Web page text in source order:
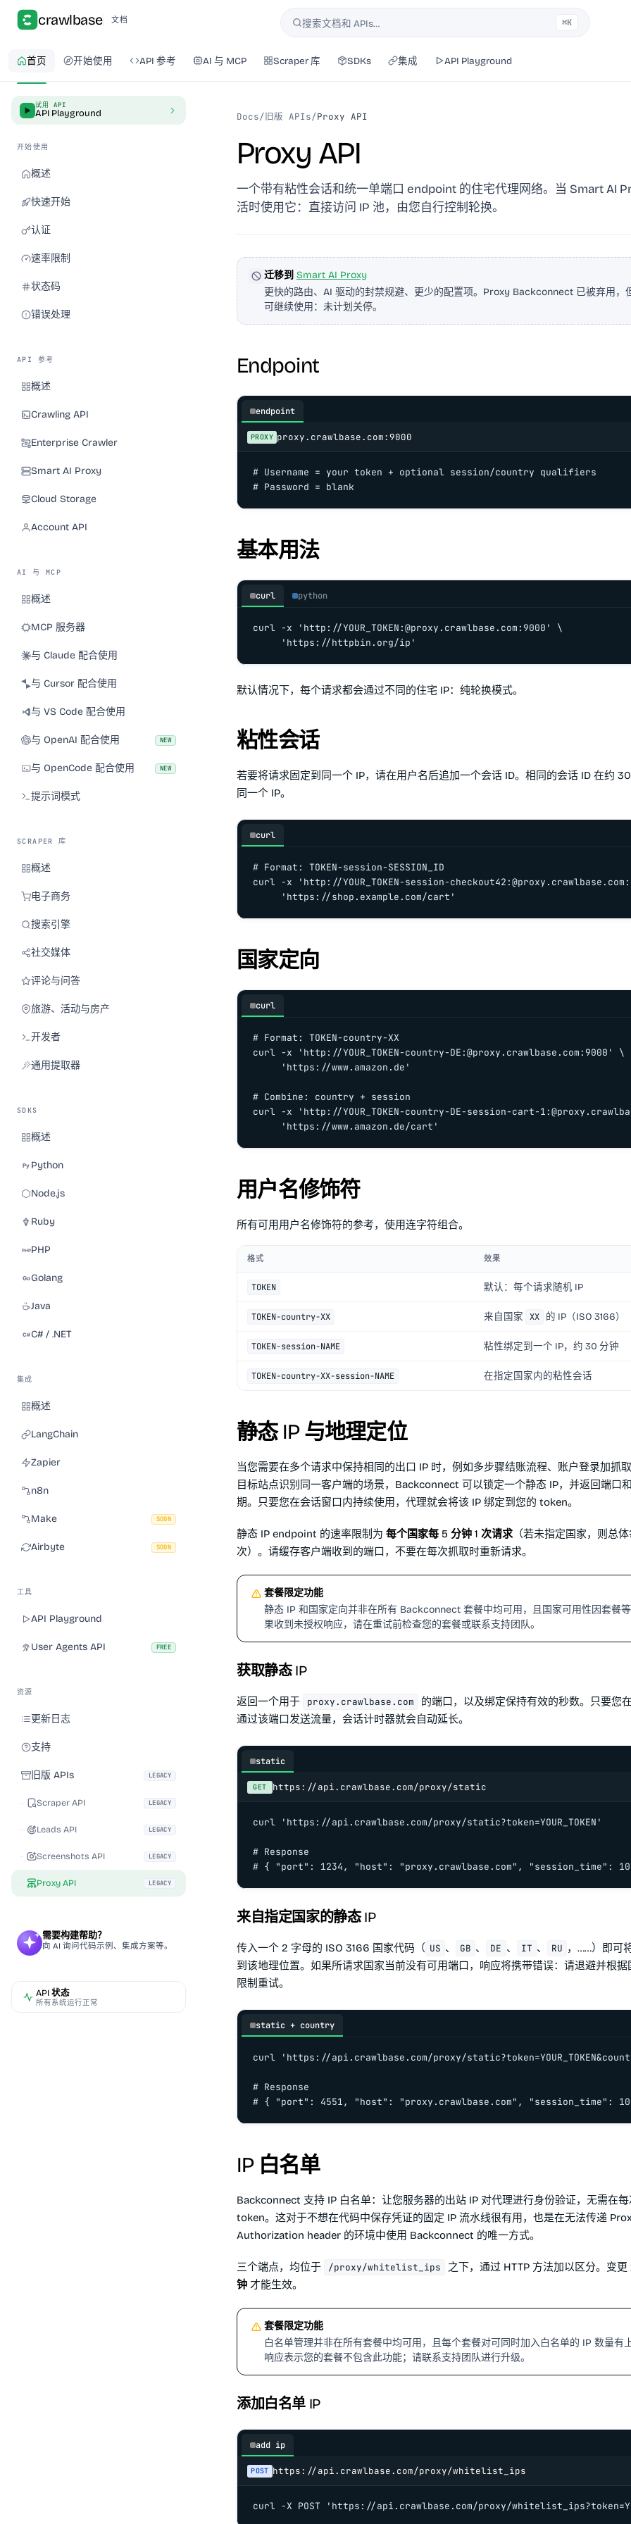
crawlbase 文档
搜索搜索文档和 APIs… ⌘K
首页 开始使用 API 参考 AI 与 MCP Scraper 库 SDKs 集成 API Playground
试用 API
API Playground
开始使用
概述
快速开始
认证
速率限制
状态码
错误处理
API 参考
概述
Crawling API
Enterprise Crawler
Smart AI Proxy
Cloud Storage
Account API
AI 与 MCP
概述
MCP 服务器
与 Claude 配合使用
与 Cursor 配合使用
与 VS Code 配合使用
与 OpenAI 配合使用 NEW
与 OpenCode 配合使用 NEW
提示词模式
SCRAPER 库
概述
电子商务
搜索引擎
社交媒体
评论与问答
旅游、活动与房产
开发者
通用提取器
SDKS
概述
Python
Node.js
Ruby
PHP
Golang
Java
C# / .NET
集成
概述
LangChain
Zapier
n8n
Make SOON
Airbyte SOON
工具
API Playground
User Agents API FREE
资源
更新日志
支持
旧版 APIs LEGACY
Scraper API LEGACY
Leads API LEGACY
Screenshots API LEGACY
Proxy API LEGACY
需要构建帮助？
向 AI 询问代码示例、集成方案等。
API 状态
所有系统运行正常
Docs/旧版 APIs/Proxy API
Proxy API
一个带有粘性会话和统一单端口 endpoint 的住宅代理网络。当 Smart AI
活时使用它：直接访问 IP 池，由您自行控制轮换。
迁移到 Smart AI Proxy
更快的路由、AI 驱动的封禁规避、更少的配置项。Proxy Backconnect 已被弃用，
可继续使用：未计划关停。
Endpoint
endpoint
PROXY proxy.crawlbase.com:9000
# Username = your token + optional session/country qualifiers
# Password = blank
基本用法
curl python
curl -x 'http://YOUR_TOKEN:@proxy.crawlbase.com:9000' \
     'https://httpbin.org/ip'
默认情况下，每个请求都会通过不同的住宅 IP：纯轮换模式。
粘性会话
若要将请求固定到同一个 IP，请在用户名后追加一个会话 ID。相同的会话 ID 在约
同一个 IP。
curl
# Format: TOKEN-session-SESSION_ID
curl -x 'http://YOUR_TOKEN-session-
     'https://shop.example.com/cart'
国家定向
curl
# Format: TOKEN-country-XX
curl -x 'http://YOUR_TOKEN-country-DE:@proxy.crawlbase.com:9000' \
     'https://www.amazon.de'
# Combine: country + session
curl -x 'http://YOUR_TOKEN-country-DE-session-cart-
     'https://www.amazon.de/cart'
用户名修饰符
所有可用用户名修饰符的参考，使用连字符组合。
格式 效果
TOKEN 默认：每个请求随机 IP
TOKEN-country-XX 来自国家 XX 的 IP（ISO 3166）
TOKEN-session-NAME 粘性绑定到一个 IP，约 30 分钟
TOKEN-country-XX-session-NAME 在指定国家内的粘性会话
静态 IP 与地理定位
当您需要在多个请求中保持相同的出口 IP 时，例如多步骤结账流程、账户登录加抓
目标站点识别同一客户端的场景，Backconnect 可以锁定一个静态 IP，并返回端口
期。只要您在会话窗口内持续使用，代理就会将该 IP 绑定到您的 token。
静态 IP endpoint 的速率限制为 每个国家每 5 分钟 1 次请求（若未指定国家，则总体
次）。请缓存客户端收到的端口，不要在每次抓取时重新请求。
套餐限定功能
静态 IP 和国家定向并非在所有 Backconnect 套餐中均可用，且国家可用性因套餐
果收到未授权响应，请在重试前检查您的套餐或联系支持团队。
获取静态 IP
返回一个用于 proxy.crawlbase.com
的端口，以及绑定保持有效的秒数。只要您
通过该端口发送流量，会话计时器就会自动延长。
static
GET https://api.crawlbase.com/proxy/static
curl 'https://api.crawlbase.com/proxy/static?token=YOUR_TOKEN'
# Response
# { "port": 1234, "host": "proxy.crawlbase.com", "session_time":
来自指定国家的静态 IP
传入一个 2 字母的 ISO 3166 国家代码（ US 、 GB 、 DE 、 IT 、 RU ，……）即可
到该地理位置。如果所请求国家当前没有可用端口，响应将携带错误：请退避并根据
限制重试。
static + country
curl 'https://api.crawlbase.com/proxy/
# Response
# { "port": 4551, "host": "proxy.crawlbase.com", "session_time":
IP 白名单
Backconnect 支持 IP 白名单：让您服务器的出站 IP 对代理进行身份验证，无需在
token。这对于不想在代码中保存凭证的固定 IP 流水线很有用，也是在无法传递
Authorization header 的环境中使用 Backconnect 的唯一方式。
三个端点，均位于 /proxy/whitelist_ips 之下，通过 HTTP 方法加以区分。变更
钟 才能生效。
套餐限定功能
白名单管理并非在所有套餐中均可用，且每个套餐对可同时加入白名单的 IP 数量有
响应表示您的套餐不包含此功能；请联系支持团队进行升级。
添加白名单 IP
add ip
POST https://api.crawlbase.com/proxy/whitelist_ips
curl -X POST 'https://api.crawlbase.com/proxy/